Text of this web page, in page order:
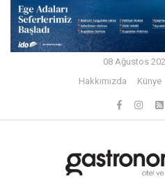
08 Ağustos
Hakkımızda
Künye